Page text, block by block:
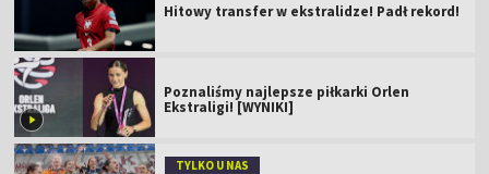
Hitowy transfer w ekstralidze! Padł rekord!
Poznaliśmy najlepsze piłkarki Orlen
Ekstraligi! [WYNIKI]
TYLKO U NAS